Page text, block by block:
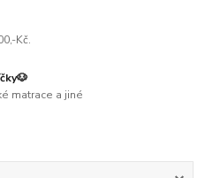
Kč.
matrace a jiné